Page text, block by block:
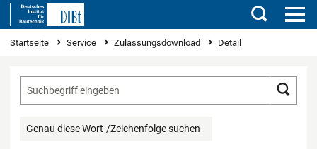
Suchen
Sie sind hier
Startseite Service Zulassungsdownload Detail
Genau diese Wort-/Zeichenfolge suchen